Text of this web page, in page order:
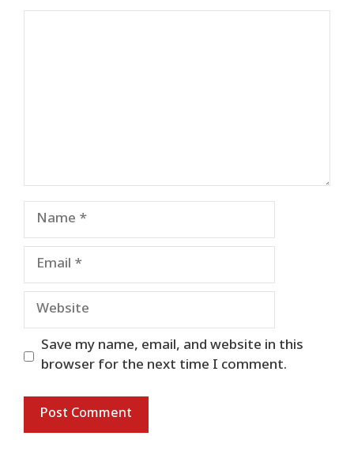
Name
Email
Website
Save my name, email, and website in this
browser for the next time I comment.